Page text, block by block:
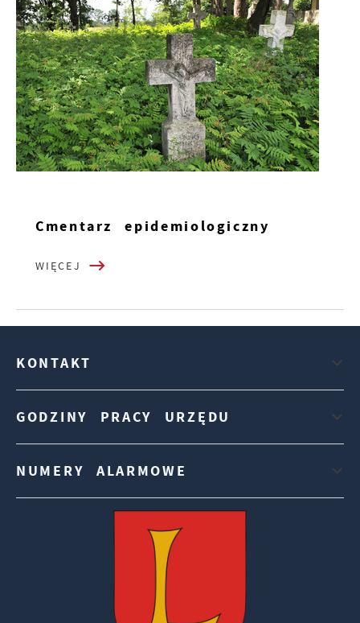
Cmentarz epidemiologiczny
WIĘCEJ
KONTAKT
GODZINY PRACY URZĘDU
NUMERY ALARMOWE